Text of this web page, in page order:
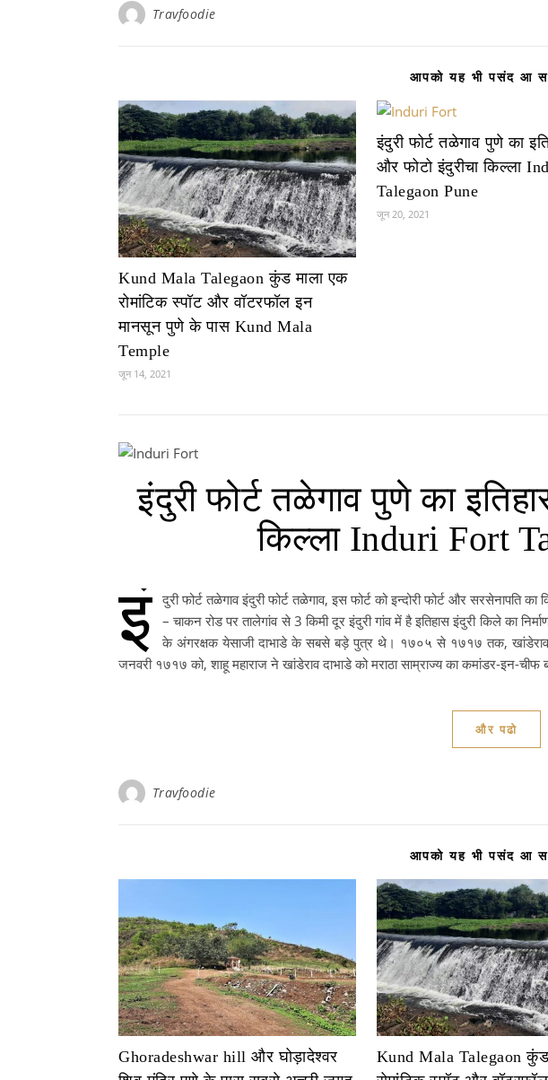
Travfoodie
आपको यह भी पसंद आ
Kund Mala Talegaon कुंड माला एक
रोमांटिक स्पॉट और वॉटरफॉल इन
मानसून पुणे के पास Kund Mala
Temple
जून 14, 2021
इंदुरी फोर्ट तळेगाव पुणे का
और फोटो इंदुरीचा किल्ला
Talegaon Pune
जून 20, 2021
इंदुरी फोर्ट तळेगाव पुणे का
किल्ला Induri Fort
इं दुरी फोर्ट तळेगाव इंदुरी फोर्ट तळेगाव, इस फोर्ट को इन्दोरी फोर्ट और सरसेनापति
– चाकन रोड पर तालेगांव से 3 किमी दूर इंदुरी गांव में है इतिहास इंदुरी किले का
के अंगरक्षक येसाजी दाभाडे के सबसे बड़े पुत्र थे। १७०५ से १७१७ तक, खांडेराव
जनवरी १७१७ को, शाहू महाराज ने खांडेराव दाभाडे को मराठा साम्राज्य का कमांडर-इन-
और पढो
Travfoodie
आपको यह भी पसंद आ
Ghoradeshwar hill और घोड़ादेश्वर
Kund Mala Talegaon